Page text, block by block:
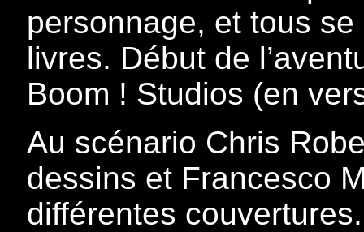
personnage, et tous
livres. Début de
Boom ! Studios (en
Au scénario Chris
dessins et Francesco
différentes couvertures.